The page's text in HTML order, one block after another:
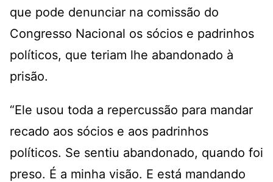
que pode denunciar na comissão do
Congresso Nacional os sócios e padrinhos
políticos, que teriam lhe abandonado à
prisão.
“Ele usou toda a repercussão para mandar
recado aos sócios e aos padrinhos
políticos. Se sentiu abandonado, quando foi
preso. É a minha visão. E está mandando